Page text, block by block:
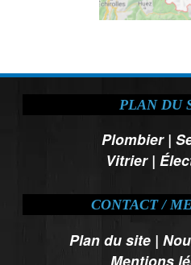
PLAN DU
Plombier|
Vitrier|
CONTACT /
Plan du site |
Mentions